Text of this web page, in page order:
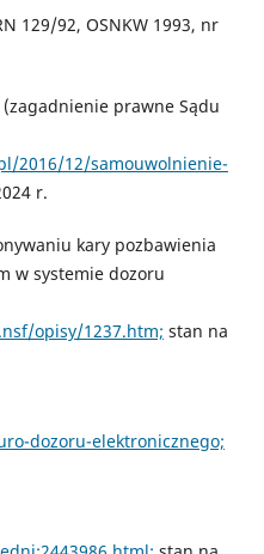
129/92, OSNKW 1993, nr
prawne Sądu
2016/12/samouwolnienie-
r.
kary pozbawienia
w systemie dozoru
opisy/1237.htm; stan na
dozoru-elektronicznego;